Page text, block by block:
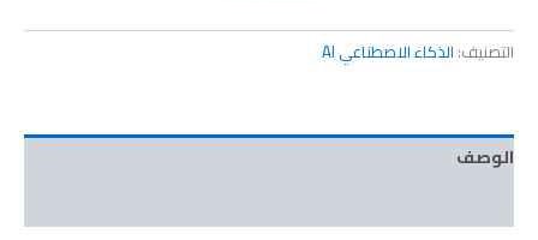
التصنيف: الذكاء الاصطناعي AI
الوصف